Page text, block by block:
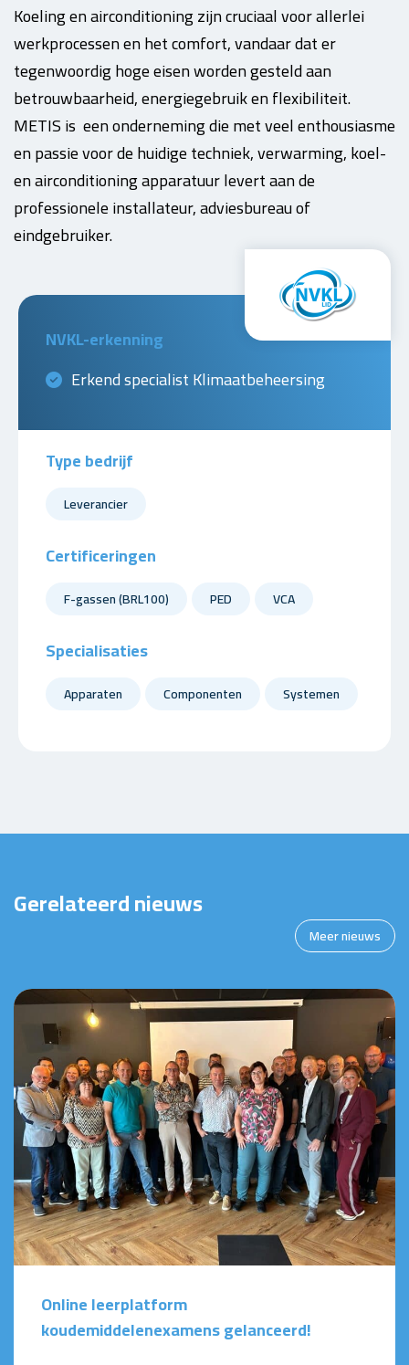
Koeling en airconditioning zijn cruciaal voor allerlei
werkprocessen en het comfort, vandaar dat er
tegenwoordig hoge eisen worden gesteld aan
betrouwbaarheid, energiegebruik en flexibiliteit.
METIS is een onderneming die met veel enthousiasme
en passie voor de huidige techniek, verwarming, koel-
en airconditioning apparatuur levert aan de
professionele installateur, adviesbureau of
eindgebruiker.
NVKL-erkenning
Erkend specialist Klimaatbeheersing
Type bedrijf
Leverancier
Certificeringen
F-gassen (BRL100) PED VCA
Specialisaties
Apparaten Componenten Systemen
Gerelateerd nieuws
Meer nieuws
Online leerplatform
koudemiddelenexamens gelanceerd!